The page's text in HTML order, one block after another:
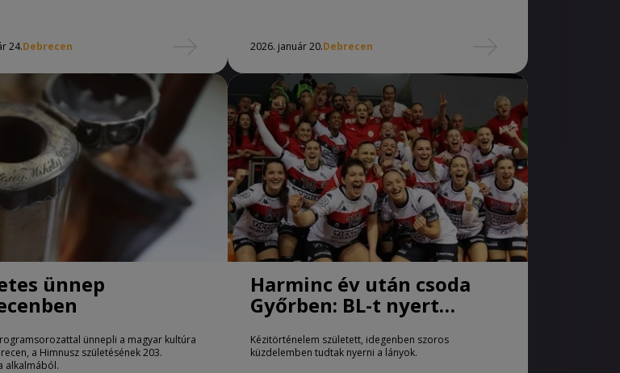
24.Debrecen 2026. január 20.Debrecen
ünnep
ünnepli a magyar kultúra
a Himnusz születésének 203.
alkalmából.
Harminc év után csoda
Győrben: BL-t nyert
idegenben a Loki
Kézitörténelem született, idegenben szoros
küzdelemben tudtak nyerni a lányok.